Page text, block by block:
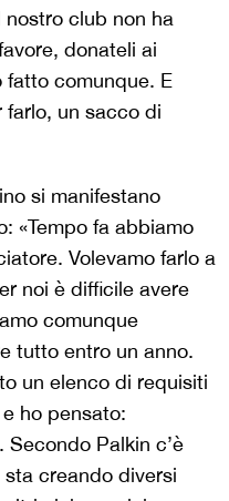
club non ha
donateli ai
fatto comunque. E
un sacco di
si manifestano
«Tempo fa abbiamo
Volevamo farlo a
noi è difficile avere
comunque
tutto entro un anno.
un elenco di requisiti
ho pensato:
Secondo Palkin c’è
creando diversi